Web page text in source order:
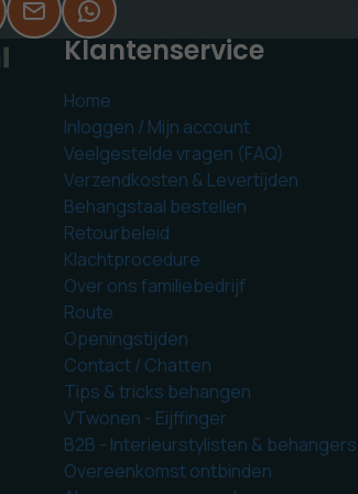
Klantenservice
Home
Inloggen / Mijn account
Veelgestelde vragen (FAQ)
Verzendkosten & Levertijden
Behangstaal bestellen
Retourbeleid
Klachtprocedure
Over ons familiebedrijf
Route
Openingstijden
Contact / Chatten
Tips & tricks behangen
VTwonen - Eijffinger
B2B - Interieurstylisten & behangers
Overeenkomst ontbinden